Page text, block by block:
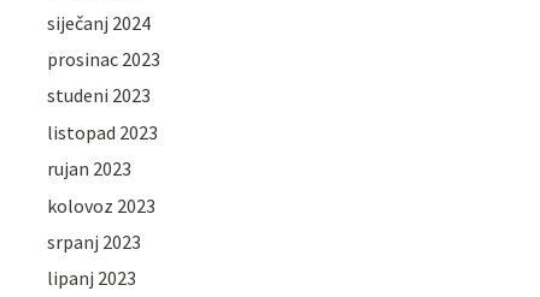
siječanj 2024
prosinac 2023
studeni 2023
listopad 2023
rujan 2023
kolovoz 2023
srpanj 2023
lipanj 2023